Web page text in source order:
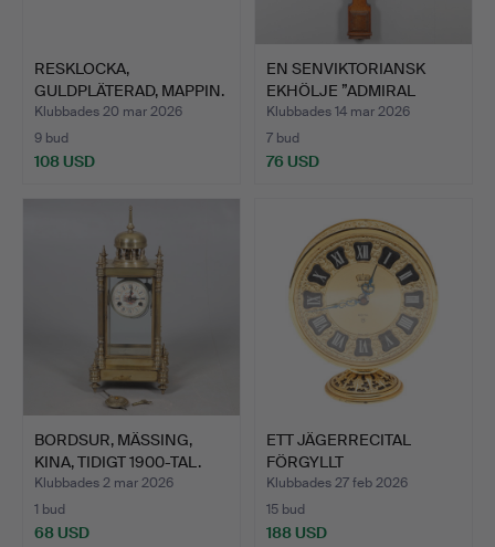
RESKLOCKA,
GULDPLÄTERAD, MAPPIN.
Klubbades 20 mar 2026
9 bud
108 USD
EN SENVIKTORIANSK
EKHÖLJE ”ADMIRAL
FITZROY…
Klubbades 14 mar 2026
7 bud
76 USD
BORDSUR, MÄSSING,
KINA, TIDIGT 1900-TAL.
Klubbades 2 mar 2026
1 bud
68 USD
ETT JÄGERRECITAL
FÖRGYLLT
METALLBORD/SÄNGK…
Klubbades 27 feb 2026
15 bud
188 USD